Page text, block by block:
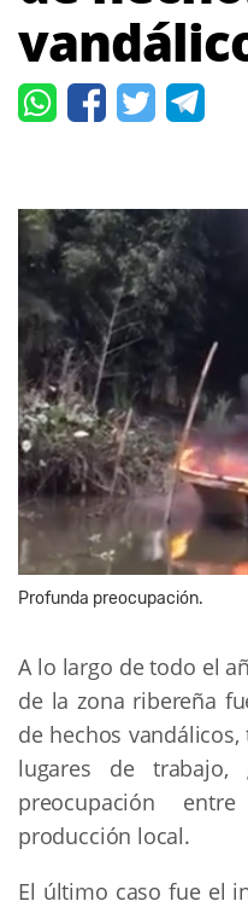
Profunda preocupación.
A lo largo de todo el
de la zona ribereña
de hechos
lugares de trabajo,
preocupación
producción local.
El último caso fue el